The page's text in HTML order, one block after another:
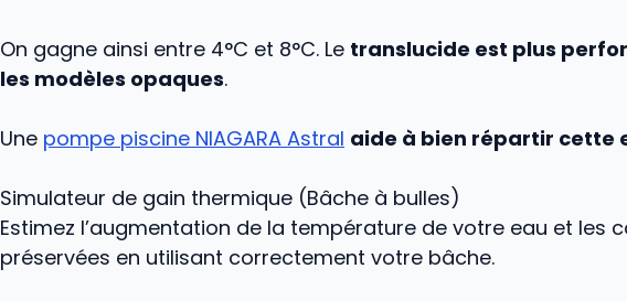
On gagne ainsi entre 4°C et 8°C. Le translucide est plus
les modèles opaques.
Une pompe piscine NIAGARA Astral aide à bien répartir cette
Simulateur de gain thermique (Bâche à bulles)
Estimez l’augmentation de la température de votre eau et les
préservées en utilisant correctement votre bâche.